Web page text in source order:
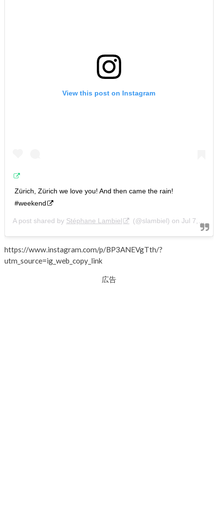
View this post on Instagram
Zürich, Zürich we love you! And then came the rain!
#weekend
A post shared by Stéphane Lambiel (@slambiel) on Jul 7, 2017 at 9:50am PDT
https://www.instagram.com/p/BP3ANEVgTth/?
utm_source=ig_web_copy_link
広告